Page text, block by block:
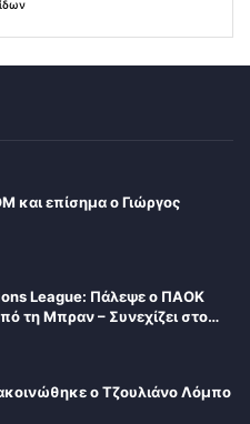
και επίσημα ο Γιώργος
League: Πάλεψε ο ΠΑΟΚ
τη Μπραν – Συνεχίζει στο…
ο Τζουλιάνο Λόμπο